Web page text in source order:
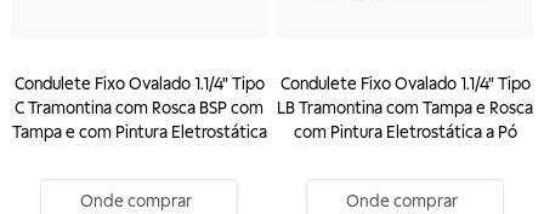
Condulete Fixo Ovalado 1.1/4" Tipo
C Tramontina com Rosca BSP com
Tampa e com Pintura Eletrostática
Onde comprar
Condulete Fixo Ovalado 1.1/4" Tipo
LB Tramontina com Tampa e Rosca
com Pintura Eletrostática a Pó
Onde comprar